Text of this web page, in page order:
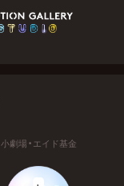
小劇場・エイド基金